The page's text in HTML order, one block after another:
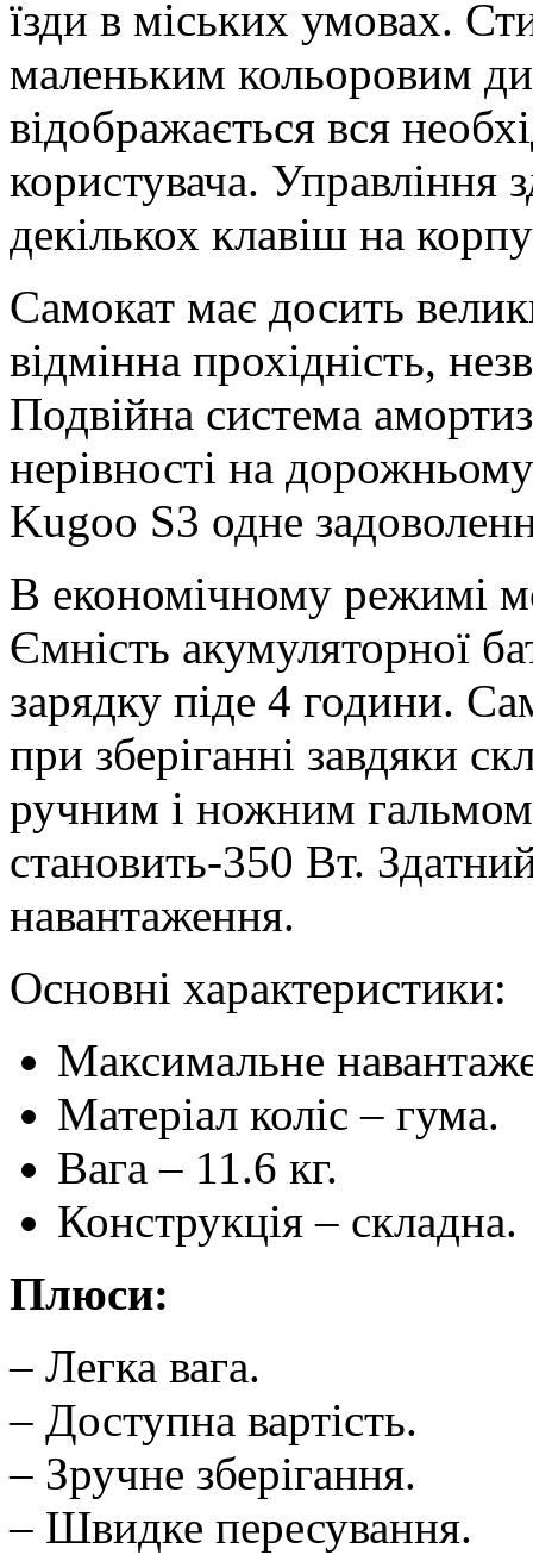
їзди в міських умовах.
маленьким кольоровим
відображається вся
користувача. Управління
декількох клавіш на
Самокат має досить
відмінна прохідність,
Подвійна система
нерівності на
Kugoo S3 одне
В економічному режимі
Ємність акумуляторної
зарядку піде 4 години.
при зберіганні завдяки
ручним і ножним
становить-350 Вт.
навантаження.
Основні характеристики:
Максимальне
Матеріал коліс – гума.
Вага – 11.6 кг.
Конструкція – складна.
Плюси:
– Легка вага.
– Доступна вартість.
– Зручне зберігання.
– Швидке пересування.